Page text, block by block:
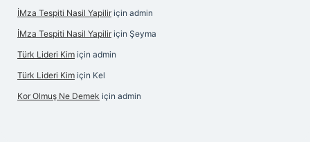
İMza Tespiti Nasil Yapilir için admin
İMza Tespiti Nasil Yapilir için Şeyma
Türk Lideri Kim için admin
Türk Lideri Kim için Kel
Kor Olmuş Ne Demek için admin